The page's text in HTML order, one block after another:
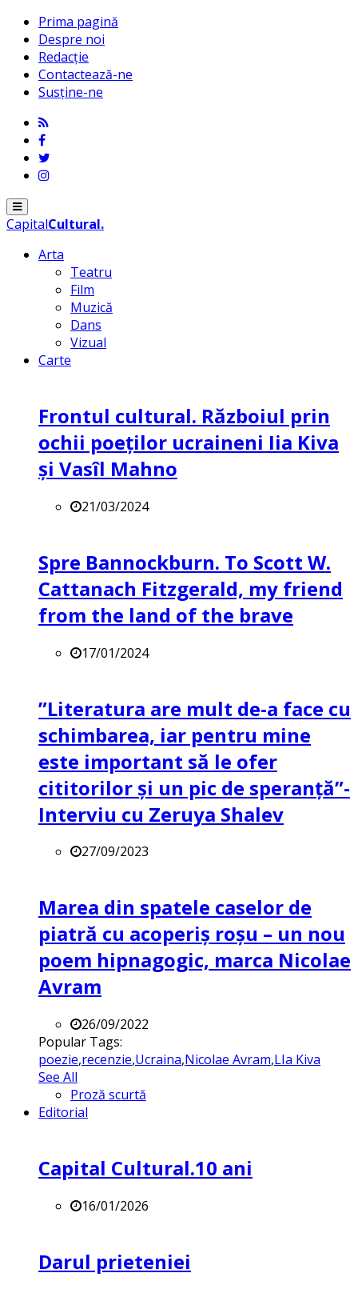
Prima pagină
Despre noi
Redacție
Contactează-ne
Susține-ne
Menu
CapitalCultural.
Arta
Teatru
Film
Muzică
Dans
Vizual
Carte
Frontul cultural. Războiul prin
ochii poeților ucraineni Iia Kiva
și Vasîl Mahno
21/03/2024
Spre Bannockburn. To Scott W.
Cattanach Fitzgerald, my friend
from the land of the brave
17/01/2024
”Literatura are mult de-a face cu
schimbarea, iar pentru mine
este important să le ofer
cititorilor și un pic de speranță”-
Interviu cu Zeruya Shalev
27/09/2023
Marea din spatele caselor de
piatră cu acoperiș roșu – un nou
poem hipnagogic, marca Nicolae
Avram
26/09/2022
Popular Tags:
poezie,recenzie,Ucraina,Nicolae Avram,LIa Kiva
See All
Proză scurtă
Editorial
Capital Cultural.10 ani
16/01/2026
Darul prieteniei